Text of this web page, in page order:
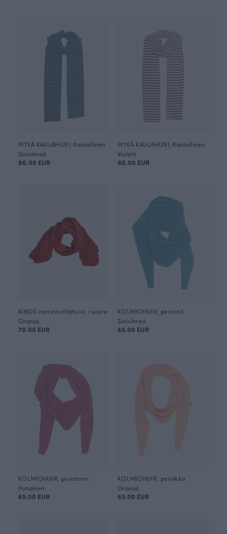
PITKÄ KAULAHUIVI, Raidallinen
Sinivihreä
80.00 EUR
PITKÄ KAULAHUIVI, Raidallinen
Violetti
80.00 EUR
KINOS merinovillahuivi, ruoste
Oranssi
70.00 EUR
KOLMIOHUIVI, petrooli
Sinivihreä
65.00 EUR
KOLMIOHUIVI, punainen
Punainen
65.00 EUR
KOLMIOHUIVI, persikka
Oranssi
65.00 EUR